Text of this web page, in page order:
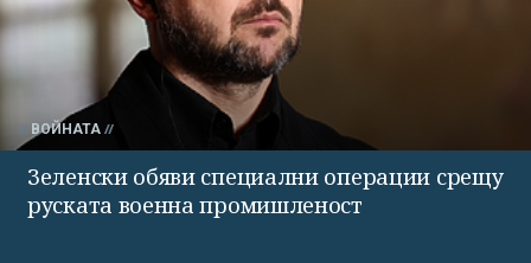
ВОЙНАТА
Зеленски обяви специални операции срещу
руската военна промишленост